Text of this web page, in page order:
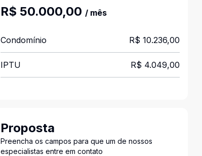
R$ 50.000,00 / mês
Condomínio R$ 10.236,00
IPTU R$ 4.049,00
Proposta
Preencha os campos para que um de nossos
especialistas entre em contato